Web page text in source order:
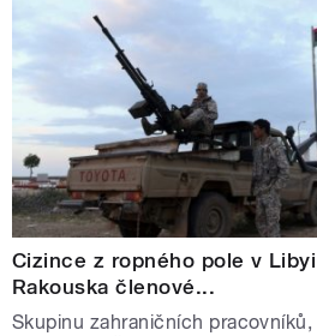
Cizince z ropného pole v
Rakouska členové...
Skupinu zahraničních